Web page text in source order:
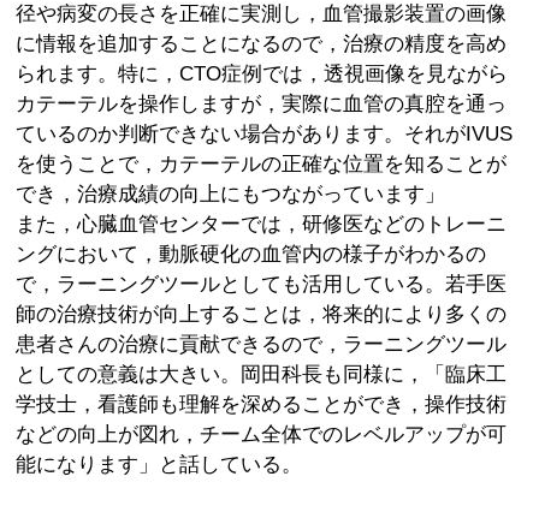
径や病変の長さを正確に実測し，血管撮影装置の画像
に情報を追加することになるので，治療の精度を高め
られます。特に，CTO症例では，透視画像を見ながら
カテーテルを操作しますが，実際に血管の真腔を通っ
ているのか判断できない場合があります。それがIVUS
を使うことで，カテーテルの正確な位置を知ることが
でき，治療成績の向上にもつながっています」
また，心臓血管センターでは，研修医などのトレーニ
ングにおいて，動脈硬化の血管内の様子がわかるの
で，ラーニングツールとしても活用している。若手医
師の治療技術が向上することは，将来的により多くの
患者さんの治療に貢献できるので，ラーニングツール
としての意義は大きい。岡田科長も同様に，「臨床工
学技士，看護師も理解を深めることができ，操作技術
などの向上が図れ，チーム全体でのレベルアップが可
能になります」と話している。